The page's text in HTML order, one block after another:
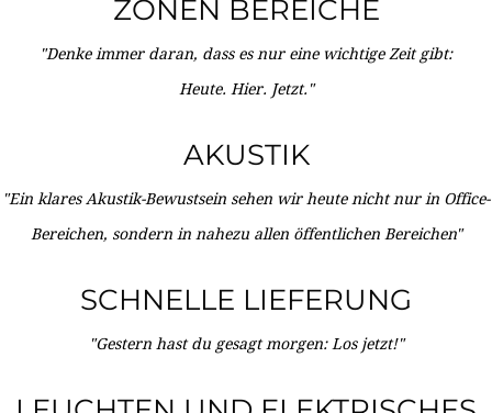
ZONEN BEREICHE
"Denke immer daran, dass es nur eine wichtige Zeit gibt:
Heute. Hier. Jetzt."
AKUSTIK
"Ein klares Akustik-Bewustsein sehen wir heute nicht nur in Office-
Bereichen, sondern in nahezu allen öffentlichen Bereichen"
SCHNELLE LIEFERUNG
"Gestern hast du gesagt morgen: Los jetzt!"